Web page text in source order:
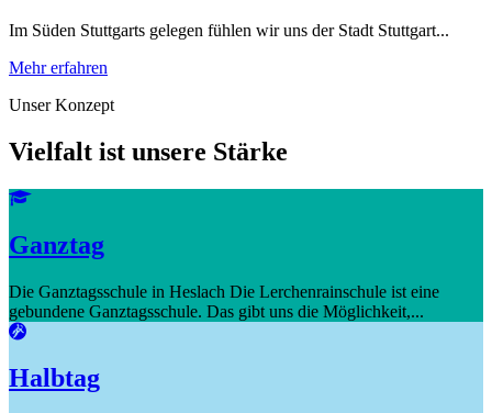
Im Süden Stuttgarts gelegen fühlen wir uns der Stadt Stuttgart...
Mehr erfahren
Unser Konzept
Vielfalt ist unsere Stärke
Ganztag
Die Ganztagsschule in Heslach Die Lerchenrainschule ist eine
gebundene Ganztagsschule. Das gibt uns die Möglichkeit,...
Halbtag